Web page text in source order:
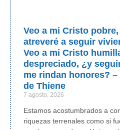
Veo a mi Cristo
atreveré a seguir
Veo a mi Cristo
despreciado, ¿y
me rindan honores? –
de Thiene
7 agosto, 2026
Estamos acostumbrados a
riquezas terrenales como si